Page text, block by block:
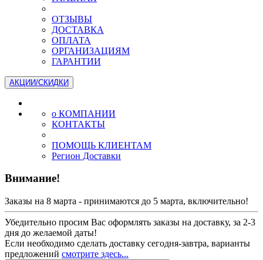
ОТЗЫВЫ
ДОСТАВКА
ОПЛАТА
ОРГАНИЗАЦИЯМ
ГАРАНТИИ
АКЦИИ/СКИДКИ
о КОМПАНИИ
КОНТАКТЫ
ПОМОЩЬ КЛИЕНТАМ
Регион Доставки
Внимание!
Заказы на 8 марта - принимаются до 5 марта, включительно!
Убедительно просим Вас оформлять заказы на доставку, за 2-3
дня до желаемой даты!
Если необходимо сделать доставку сегодня-завтра, варианты
предложений смотрите здесь...